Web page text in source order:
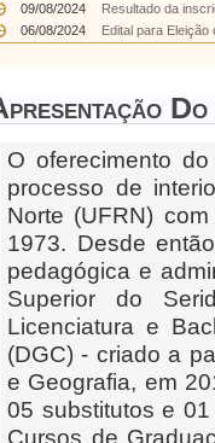
09/08/2024
Resultado da
06/08/2024
Edital para
O oferecimento
processo de
Norte (UFRN)
1973. Desde
pedagógica e
Superior do
Licenciatura e
(DGC) - criado a
e Geografia, em
05 substitutos e
Cursos de